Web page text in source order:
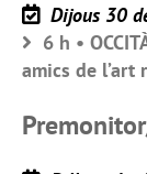
Dijous 30
6 h •
amics de l’art